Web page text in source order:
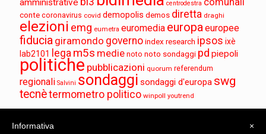
amministrative centrodestra
conte coronavirus covid demopolis demos diretta draghi
elezioni emg eumetra euromedia europaeuropee
fiducia giramondo governoindex research ipsos ixè
lab2101
lega m5s medie noto noto sondaggi pd piepoli
politiche pubblicazioni quorum referendum
regionali Salvini sondaggi sondaggi d'europa swg
tecnètermometro politico winpoll youtrend
×
Informativa